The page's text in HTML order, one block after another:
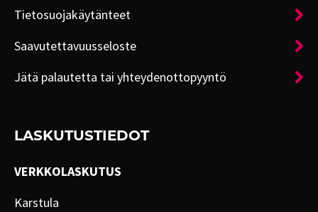
Tietosuojakäytänteet
Saavutettavuusseloste
Jätä palautetta tai yhteydenottopyyntö
LASKUTUSTIEDOT
VERKKOLASKUTUS
Karstula